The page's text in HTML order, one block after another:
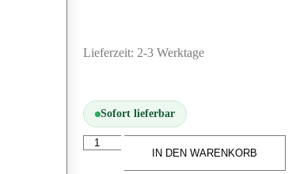
Lieferzeit: 2-3 Werktage
Sofort lieferbar
IN DEN WARENKORB